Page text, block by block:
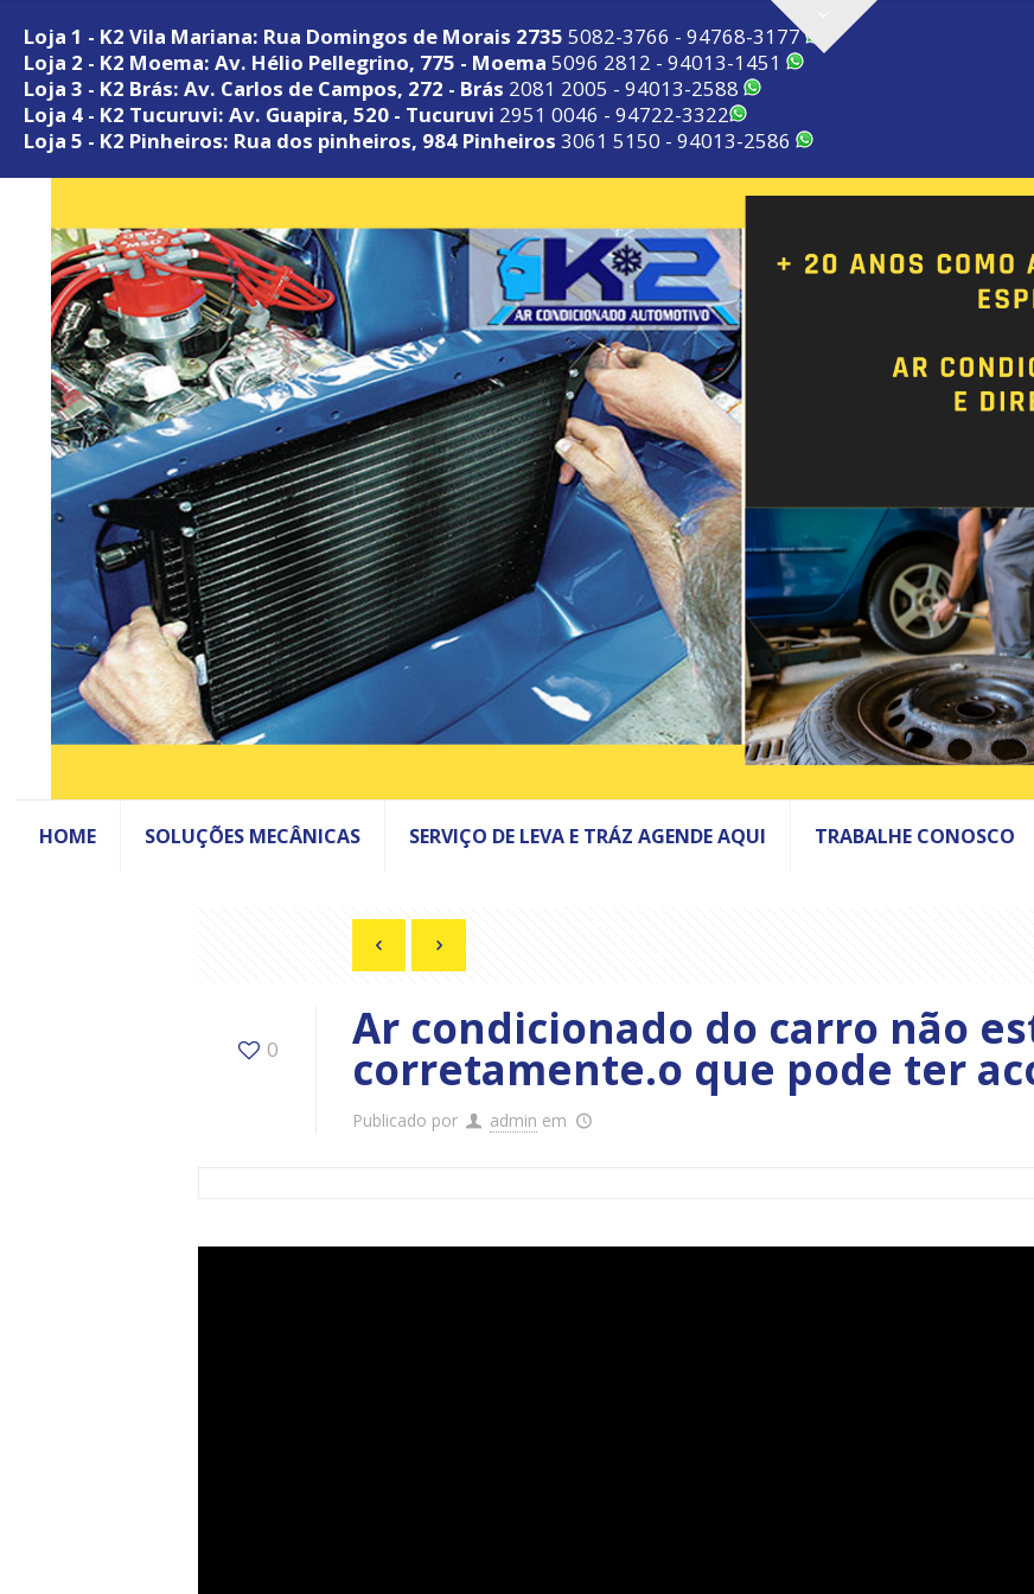
Loja 1 - K2 Vila Mariana: Rua Domingos de Morais 2735 5082-3766 - 94768-3177
Loja 2 - K2 Moema: Av. Hélio Pellegrino, 775 - Moema 5096 2812 - 94013-1451
Loja 3 - K2 Brás: Av. Carlos de Campos, 272 - Brás 2081 2005 - 94013-2588
Loja 4 - K2 Tucuruvi: Av. Guapira, 520 - Tucuruvi 2951 0046 - 94722-3322
Loja 5 - K2 Pinheiros: Rua dos pinheiros, 984 Pinheiros 3061 5150 - 94013-2586
HOME SOLUÇÕES MECÂNICAS SERVIÇO DE LEVA E TRÁZ AGENDE AQUI TRABALHE CONOSCO
0 Ar condicionado do carro não
corretamente.o que pode ter
Publicado por admin em